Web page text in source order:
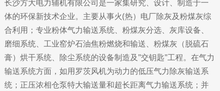
长沙方大电力辅机有限公司是一家集研究、设计、制造于一
体的环保新技术企业。主要从事火(热）电厂除灰及粉煤灰综
合利用；专业粉体气力输送系统、粉煤灰分选、灰库设备、
磨细系统、工业窑炉石油焦粉燃烧和输送、粉煤灰（脱硫石
膏）烘干系统、除尘系统的设备制造及"交钥匙"工程。在气力
输送系统方面，如用罗茨风机为动力的低压气力除灰输送系
统；正压浓相仓泵特大输送量和超长距离气力输送系统；并